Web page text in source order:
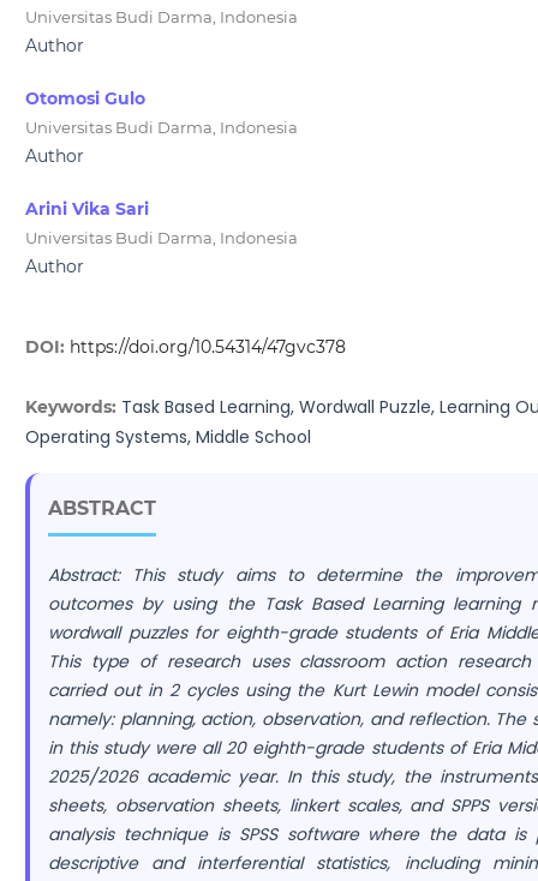
Universitas Budi Darma, Indonesia
Author
Otomosi Gulo
Universitas Budi Darma, Indonesia
Author
Arini Vika Sari
Universitas Budi Darma, Indonesia
Author
DOI: https://doi.org/10.54314/47gvc378
Keywords: Task Based Learning, Wordwall Puzzle, Learning
Operating Systems, Middle School
ABSTRACT
Abstract: This study aims to determine the
outcomes by using the Task Based Learning learning
wordwall puzzles for eighth-grade students of Eria
This type of research uses classroom action research
carried out in 2 cycles using the Kurt Lewin model
namely: planning, action, observation, and reflection. The
in this study were all 20 eighth-grade students of Eria
2025/2026 academic year. In this study, the
sheets, observation sheets, linkert scales, and SPPS
analysis technique is SPSS software where the data is
descriptive and interferential statistics, including